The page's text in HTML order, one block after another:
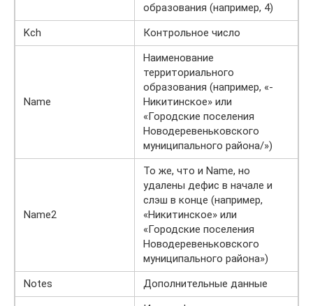
образования (например, 4)
Kch
Контрольное число
Name
Наименование
территориального
образования (например, «-
Никитинское» или
«Городские поселения
Новодеревеньковского
муниципального района/»)
Name2
То же, что и Name, но
удалены дефис в начале и
слэш в конце (например,
«Никитинское» или
«Городские поселения
Новодеревеньковского
муниципального района»)
Notes
Дополнительные данные